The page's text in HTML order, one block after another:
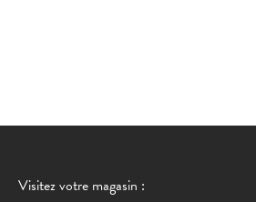
Visitez votre magasin :